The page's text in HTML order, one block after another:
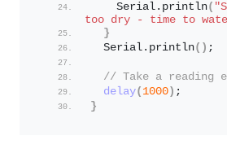
    Serial.
println(
too dry - time to
}
  Serial.
println() ;
// Take a reading
delay( 1000) ;
}